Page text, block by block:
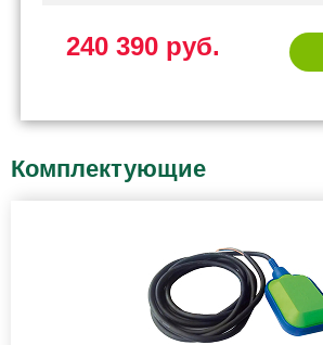
240 390 руб.
Комплектующие